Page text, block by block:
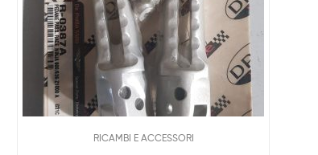
RICAMBI E ACCESSORI